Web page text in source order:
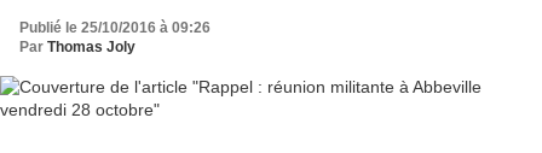
Publié le 25/10/2016 à 09:26
Par Thomas Joly